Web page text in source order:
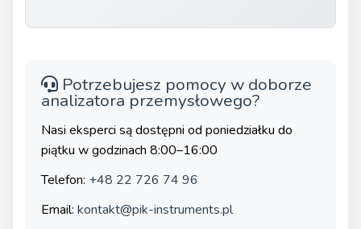
Potrzebujesz pomocy w doborze
analizatora przemysłowego?
Nasi eksperci są dostępni od poniedziałku do
piątku w godzinach 8:00–16:00
Telefon: +48 22 726 74 96
Email: kontakt@pik-instruments.pl